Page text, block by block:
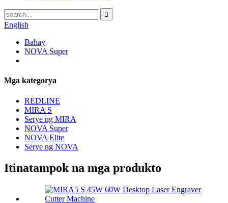
English
Bahay
NOVA Super
Mga kategorya
REDLINE
MIRA S
Serye ng MIRA
NOVA Super
NOVA Elite
Serye ng NOVA
Itinatampok na mga produkto